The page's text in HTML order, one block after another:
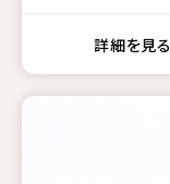
詳細を見る